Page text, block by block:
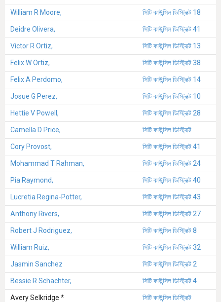
William R Moore, সিটি কাউন্সিল ডিস্ট্রিক্ট 18
Deidre Olivera, সিটি কাউন্সিল ডিস্ট্রিক্ট 41
Victor R Ortiz, সিটি কাউন্সিল ডিস্ট্রিক্ট 13
Felix W Ortiz, সিটি কাউন্সিল ডিস্ট্রিক্ট 38
Felix A Perdomo, সিটি কাউন্সিল ডিস্ট্রিক্ট 14
Josue G Perez, সিটি কাউন্সিল ডিস্ট্রিক্ট 10
Hettie V Powell, সিটি কাউন্সিল ডিস্ট্রিক্ট 28
Camella D Price, সিটি কাউন্সিল ডিস্ট্রিক্ট
Cory Provost, সিটি কাউন্সিল ডিস্ট্রিক্ট 41
Mohammad T Rahman, সিটি কাউন্সিল ডিস্ট্রিক্ট 24
Pia Raymond, সিটি কাউন্সিল ডিস্ট্রিক্ট 40
Lucretia Regina-Potter, সিটি কাউন্সিল ডিস্ট্রিক্ট 43
Anthony Rivers, সিটি কাউন্সিল ডিস্ট্রিক্ট 27
Robert J Rodriguez, সিটি কাউন্সিল ডিস্ট্রিক্ট 8
William Ruiz, সিটি কাউন্সিল ডিস্ট্রিক্ট 32
Jasmin Sanchez সিটি কাউন্সিল ডিস্ট্রিক্ট 2
Bessie R Schachter, সিটি কাউন্সিল ডিস্ট্রিক্ট 4
Avery Selkridge * সিটি কাউন্সিল ডিস্ট্রিক্ট